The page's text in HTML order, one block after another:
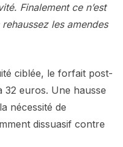
Finalement ce n’est
les amendes
ciblée, le forfait post-
32 euros. Une hausse
nécessité de
dissuasif contre